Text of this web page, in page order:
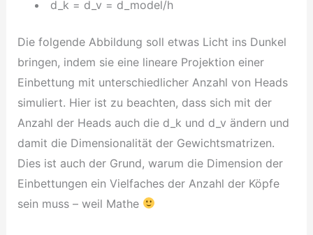
d_k = d_v = d_model/h
Die folgende Abbildung soll etwas Licht ins Dunkel
bringen, indem sie eine lineare Projektion einer
Einbettung mit unterschiedlicher Anzahl von Heads
simuliert. Hier ist zu beachten, dass sich mit der
Anzahl der Heads auch die d_k und d_v ändern und
damit die Dimensionalität der Gewichtsmatrizen.
Dies ist auch der Grund, warum die Dimension der
Einbettungen ein Vielfaches der Anzahl der Köpfe
sein muss – weil Mathe